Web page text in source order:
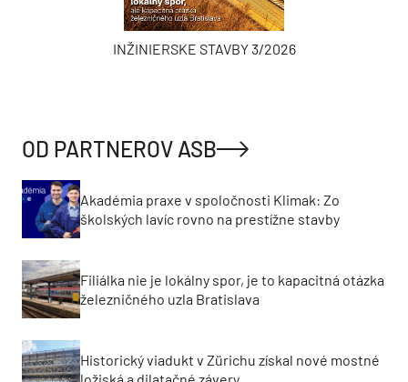
INŽINIERSKE STAVBY 3/2026
OD PARTNEROV ASB
Akadémia praxe v spoločnosti Klimak: Zo
školských lavíc rovno na prestížne stavby
Filiálka nie je lokálny spor, je to kapacitná otázka
železničného uzla Bratislava
Historický viadukt v Zürichu získal nové mostné